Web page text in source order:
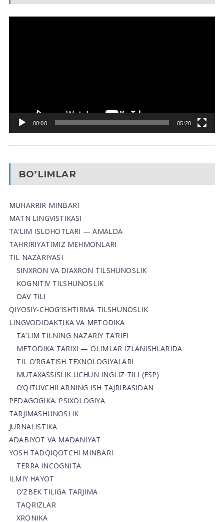
00:00 05:20
BO’LIMLAR
MUHARRIR MINBARI
MATN LINGVISTIKASI
TA’LIM ISLOHOTLARI — AMALDA
TAHRIRIYATIMIZ MEHMONLARI
TIL NAZARIYASI
SINXRON VA DIAXRON TILSHUNOSLIK
KOGNITIV TILSHUNOSLIK
OAV TILI
QIYOSIY-CHOG‘ISHTIRMA TILSHUNOSLIK
LINGVODIDAKTIKA VA METODIKA
TA’LIM TILNING NAZARIY TA’RIFI
METODIKA TARIXI — OLIMLAR IZLANISHLARIDA
TIL O’RGATISH TEXNOLOGIYALARI
MUTAXASSISLIK UCHUN INGLIZ TILI (ESP)
O’QITUVCHILARNING ISH TAJRIBASIDAN
PEDAGOGIKA. PSIXOLOGIYA
TARJIMASHUNOSLIK
JURNALISTIKA
ADABIYOT VA MADANIYAT
YOSH TADQIQOTCHI MINBARI
TERRA INCOGNITA
ILMIY HAYOT
O’ZBEK TILIGA TARJIMA
TAQRIZLAR
XRONIKA